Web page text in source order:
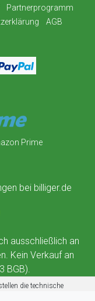
Partnerprogramm
AGB
Prime
ausschließlich an
Kein Verkauf an
BGB).
die technische